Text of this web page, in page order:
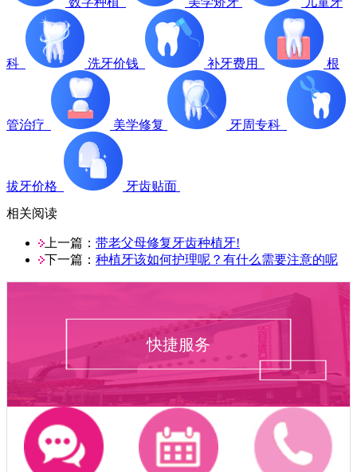
科 洗牙价钱 补牙费用 根
管治疗 美学修复 牙周专科
拔牙价格
牙齿贴面
相关阅读
上一篇： 带老父母修复牙齿种植牙!
下一篇： 种植牙该如何护理呢？有什么需要注意的呢
快捷服务